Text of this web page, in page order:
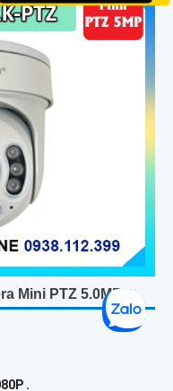
Mini PTZ 5.0MP
.